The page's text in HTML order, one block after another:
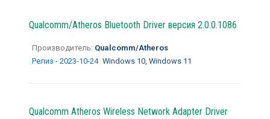
Qualcomm/Atheros Bluetooth Driver версия 2.0.0.1086
Производитель: Qualcomm/Atheros
Релиз - 2023-10-24 Windows 10, Windows 11
Qualcomm Atheros Wireless Network Adapter Driver